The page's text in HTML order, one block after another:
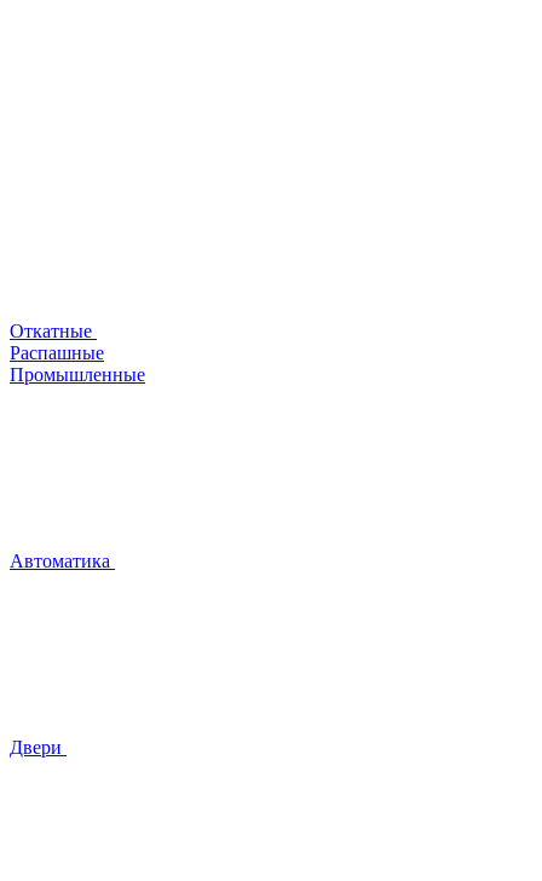
Откатные
Распашные
Промышленные
Автоматика
Двери